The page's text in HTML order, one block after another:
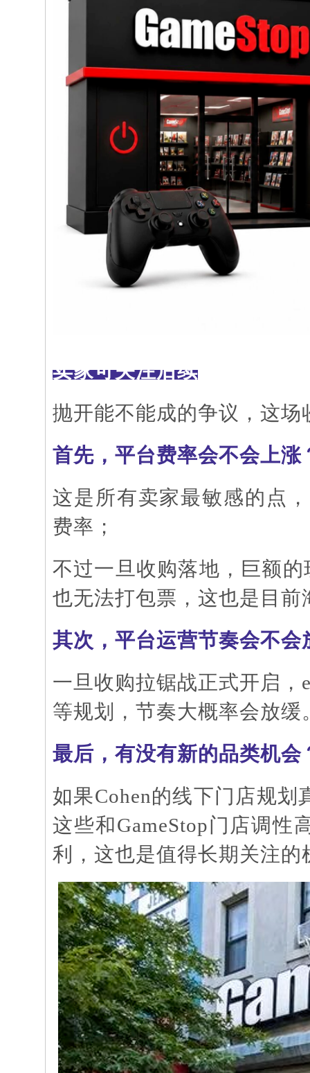
卖家可关注后续
抛开能不能成的争议，这
首先，平台费率会不会上涨
这是所有卖家最敏感的点
费率；
不过一旦收购落地，巨额
也无法打包票，这也是目
其次，平台运营节奏会不会
一旦收购拉锯战正式开启，
等规划，节奏大概率会放缓
最后，有没有新的品类机会
如果Cohen的线下门店规
这些和GameStop门店调
利，这也是值得长期关注的